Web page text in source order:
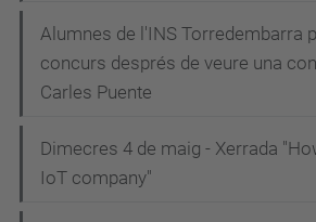
Alumnes de l'INS Torredembarra
concurs després de veure una
Carles Puente
Dimecres 4 de maig - Xerrada
IoT company"